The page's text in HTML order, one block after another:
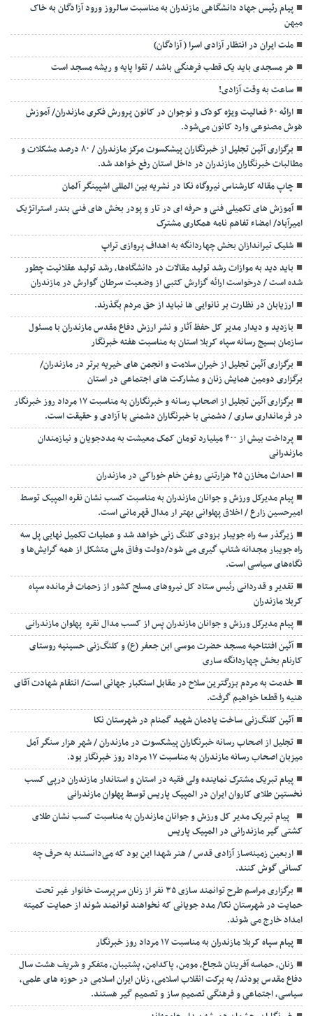
پیام رئیس جهاد دانشگاهی مازندران به مناسبت سالروز ورود آزادگان به خاک
میهن
ملت ایران در انتظار آزادی اسرا ( آزادگان)
هر مسجدی باید یک قطب فرهنگی باشد / تقوا پایه و ریشه مسجد است
ساعت به وقت آزادی!
ارائه ۶۰ فعالیت ویژه کودک و نوجوان در کانون پرورش فکری مازندران/ آموزش
هوش مصنوعی وارد کانون می‌شود.
برگزاری آئین تجلیل از خبرنگاران پیشکسوت مرکز مازندران / ۸۰ درصد مشکلات و
مطالبات خبرنگاران مازندران در داخل استان رفع خواهد شد.
چاپ مقاله کارشناس نيروگاه نكا در نشریه بین المللی اشپینگر آلمان
آموزش های تکمیلی فنی و حرفه ای در تار و پودر بخش های فنی بندر استراتژیک
امیرآباد/ امضاء تفاهم نامه همکاری مشترک
شلیک تیراندازان بخش چهاردانگه به اهداف پروازی تراپ
باید دید به موازات رشد تولید مقالات در دانشگاه‌ها، رشد تولید عقلانیت چطور
شده است / درخواست ارائه گزارش کتبی از وضعیت سرطان گوارش در مازندران
ارزیابان در نظارت بر نانوایی ها نباید از حق مردم بگذرند.
بازدید و دیدار مدیر کل حفظ آثار و نشر ارزش دفاع مقدس مازندران با مسئول
سازمان بسیج رسانه سپاه کربلا استان به مناسبت هفته خبرنگار
برگزاری آئین تجلیل از خیران سلامت و انجمن های خیریه برتر در مازندران/
برگزاری دومین همایش زنان و مشارکت های اجتماعی در استان
برگزاری آئین تجلیل از اصحاب رسانه و خبرنگاران به مناسبت ۱۷ مرداد روز خبرنگار
در فرمانداری ساری / دشمنی با خبرنگاران دشمنی با آزادی و حقیقت است.
پرداخت بیش از ۴۰۰ میلیارد تومان کمک معیشت به مددجویان و نیازمندان
مازندرانی
احداث مخازن ۲۵ هزارتنی روغن خام خوراکی در مازندران
پیام مدیرکل ورزش و جوانان مازندران به مناسبت کسب نشان نقره المپیک توسط
امیرحسین زارع / اخلاق پهلوانی بهتر ار مدال قهرمانی است.
زیرگذر سه راه جویبار بزودی کلنگ زنی خواهد شد و عملیات تکمیل نهایی پل سه
راه جویبار مجدانه شتاب گیری می شود/دولت وفاق ملی متشکل از همه گرایش‌ها و
نگاه‌های سیاسی است.
تقدیر و قدردانی رئیس ستاد کل نیرو‌های مسلح کشور از زحمات فرمانده سپاه
کربلا مازندران
پیام مدیرکل ورزش و جوانان مازندران پس از کسب مدال نقره پهلوان مازندرانی
آئین افتتاحیه مسجد حضرت موسی ابن جعفر (ع) و کلنگ‌زنی حسینیه روستای
کارنام بخش چهاردانگه ساری
خدمت به مردم بزرگترین سلاح در مقابل استکبار جهانی است/ انتقام شهادت آقای
هنیه را قطعا خواهیم گرفت.
آئین کلنگ‌زنی ساخت یادمان شهید گمنام در شهرستان نکا
تجلیل از اصحاب رسانه خبرنگاران پیشکسوت در مازندران / شهر هزار سنگر آمل
میزبان اصحاب رسانه مازندران به مناسبت ۱۷ مرداد روز خبرنگار بود.
پیام تبریک مشترک نماینده ولی فقیه در استان و استاندار مازندران درپی کسب
نخستین طلای کاروان ایران در المپیک پاریس توسط پهلوان مازندرانی
‍ ‍ پیام تبریک مدیر کل ورزش و جوانان مازندران به مناسبت کسب نشان طلای
کشتی گیر مازندرانی در المپیک پاریس
اربعین زمینه‌ساز آزادی قدس / هنر شهدا این بود که می‌دانستند به حرف چه
کسانی گوش کنند.
برگزاری مراسم طرح توانمند سازی ۳۵ نفر از زنان سرپرست خانوار غیر تحت
حمایت در شهرستان نکا/ مدد جویانی که نخواهند توانمند شوند از حمایت کمیته
امداد خارج می شوند.
پیام سپاه کربلا مازندران به مناسبت ۱۷ مرداد روز خبرنگار
زنان، حماسه آفرینان شجاع، مومن، پاکدامن، پشتیبان، متفکر و شریف هشت سال
دفاع مقدس بودند/ به برکت انقلاب اسلامی، زنان ایران اسلامی در حوزه های علمی،
سیاسی، اجتماعی و فرهنگی تصمیم ساز و تصمیم گیر هستند.